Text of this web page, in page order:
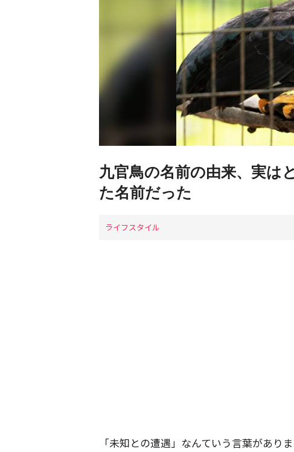
九官鳥の名前の由来、実は
た名前だった
ライフスタイル
「未知との遭遇」なんていう言葉があり